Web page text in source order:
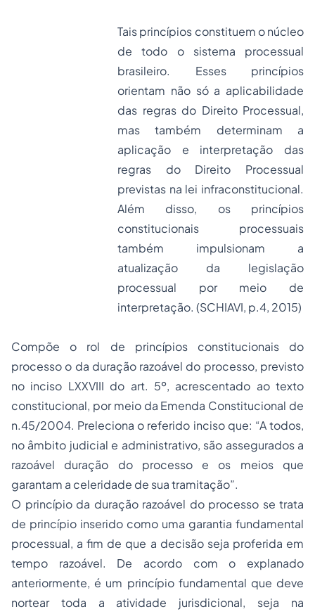
Tais princípios constituem o núcleo
de todo o sistema processual
brasileiro. Esses princípios
orientam não só a aplicabilidade
das regras do Direito Processual,
mas também determinam a
aplicação e interpretação das
regras do Direito Processual
previstas na lei infraconstitucional.
Além disso, os princípios
constitucionais processuais
também impulsionam a
atualização da legislação
processual por meio de
interpretação. (SCHIAVI, p.4, 2015)
Compõe o rol de princípios constitucionais do
processo o da duração razoável do processo, previsto
no inciso LXXVIII do art. 5º, acrescentado ao texto
constitucional, por meio da Emenda Constitucional de
n.45/2004. Preleciona o referido inciso que: “A todos,
no âmbito judicial e administrativo, são assegurados a
razoável duração do processo e os meios que
garantam a celeridade de sua tramitação”.
O princípio da duração razoável do processo se trata
de princípio inserido como uma garantia fundamental
processual, a fim de que a decisão seja proferida em
tempo razoável. De acordo com o explanado
anteriormente, é um princípio fundamental que deve
nortear toda a atividade jurisdicional, seja na